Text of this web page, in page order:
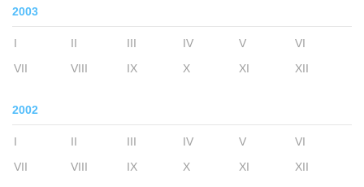
2003
I II III IV V
VI
VII
VIII IX X XI XII
2002
I II III IV V
VI
VII
VIII IX X XI XII